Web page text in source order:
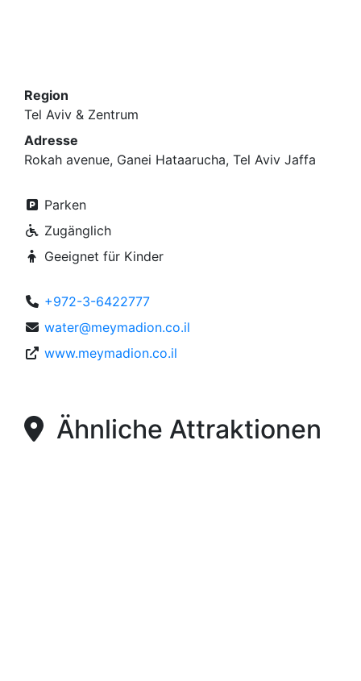
Region
Tel Aviv & Zentrum
Adresse
Rokah avenue, Ganei Hataarucha, Tel Aviv Jaffa
Parken
Zugänglich
Geeignet für Kinder
+972-3-6422777
water@meymadion.co.il
www.meymadion.co.il
Ähnliche Attraktionen